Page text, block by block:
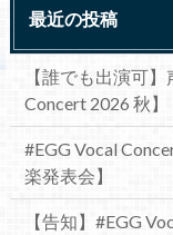
最近の投稿
【誰でも出演可
Concert 2026 秋】
#EGG Vocal
楽発表会】
【告知】#EGG